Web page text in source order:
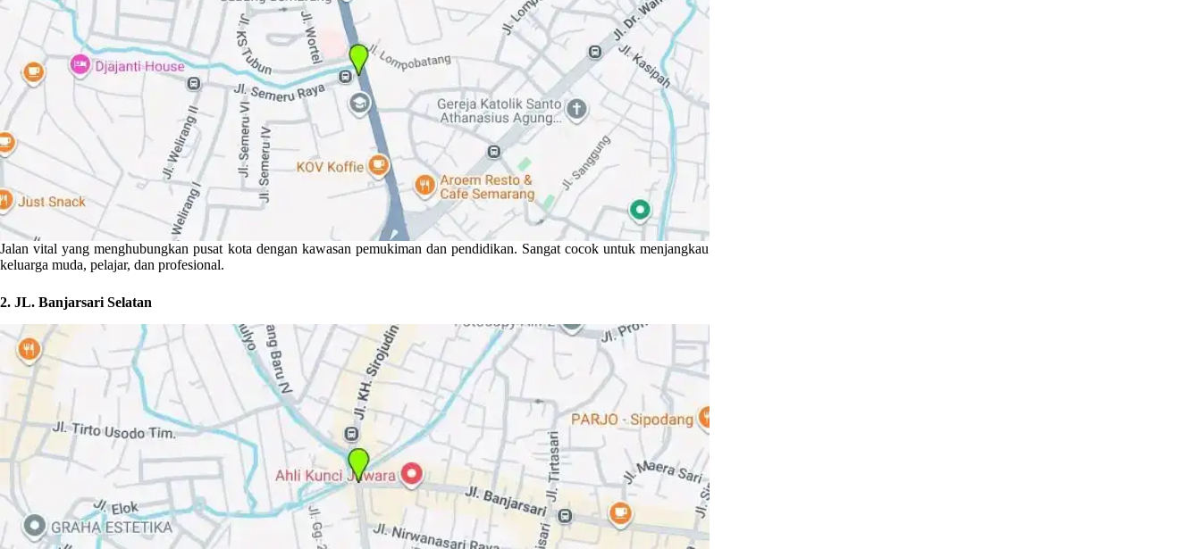
Jalan vital yang menghubungkan pusat kota dengan kawasan pemukiman dan pendidikan. Sangat cocok untuk menjangkau
keluarga muda, pelajar, dan profesional.
2. JL. Banjarsari Selatan